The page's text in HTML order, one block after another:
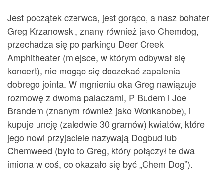
Jest początek czerwca, jest gorąco, a nasz bohater
Greg Krzanowski, znany również jako Chemdog,
przechadza się po parkingu Deer Creek
Amphitheater (miejsce, w którym odbywał się
koncert), nie mogąc się doczekać zapalenia
dobrego jointa. W mgnieniu oka Greg nawiązuje
rozmowę z dwoma palaczami, P Budem i Joe
Brandem (znanym również jako Wonkanobe), i
kupuje uncję (zaledwie 30 gramów) kwiatów, które
jego nowi przyjaciele nazywają Dogbud lub
Chemweed (było to Greg, który połączył te dwa
imiona w coś, co okazało się być „Chem Dog”).